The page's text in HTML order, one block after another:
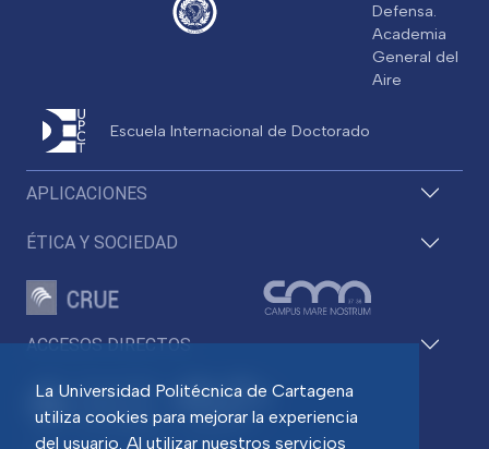
La Universidad Politécnica de Cartagena
utiliza cookies para mejorar la experiencia
del usuario. Al utilizar nuestros servicios
ACCESOS DIRECTOS
APLICACIONES
ÉTICA Y SOCIEDAD
Defensa.
Academia
General del
Aire
Escuela Internacional de Doctorado